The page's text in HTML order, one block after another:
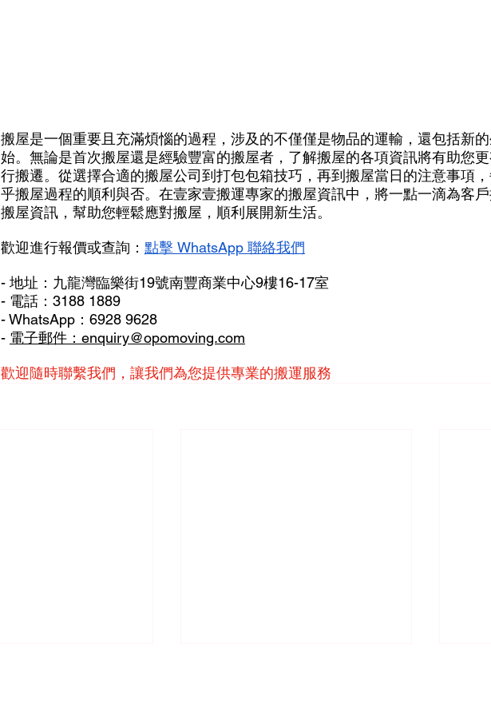
搬屋是一個重要且充滿煩惱的過程，涉及的不僅僅是物品的運輸，還包括新
始。無論是首次搬屋還是經驗豐富的搬屋者，了解搬屋的各項資訊將有助您
行搬遷。從選擇合適的搬屋公司到打包包箱技巧，再到搬屋當日的注意事項
乎搬屋過程的順利與否。在壹家壹搬運專家的搬屋資訊中，將一點一滴為客
搬屋資訊，幫助您輕鬆應對搬屋，順利展開新生活。
歡迎進行報價或查詢： 點擊 WhatsApp 聯絡我們
- 地址：九龍灣臨樂街19號南豐商業中心9樓16-17室
- 電話：3188 1889
- WhatsApp：6928 9628
- 電子郵件：enquiry@opomoving.com
歡迎隨時聯繫我們，讓我們為您提供專業的搬運服務